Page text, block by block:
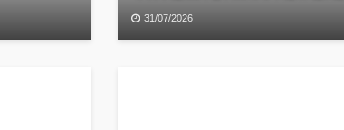
31/07/2026